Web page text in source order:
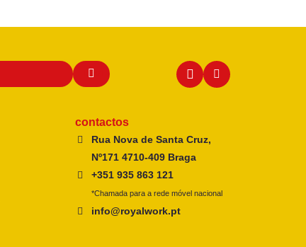
contactos
Rua Nova de Santa Cruz,
Nº171 4710-409 Braga
+351 935 863 121
*Chamada para a rede móvel nacional
info@royalwork.pt